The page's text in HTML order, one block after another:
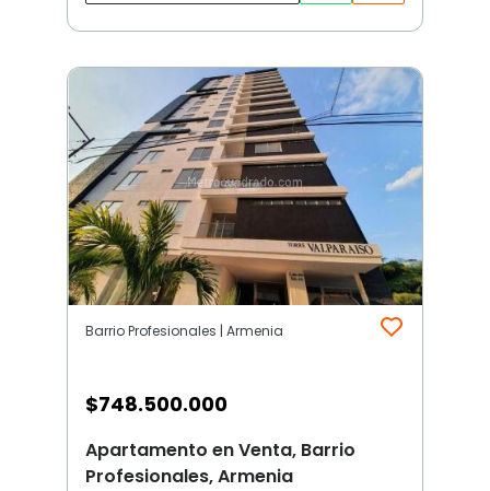
Barrio Profesionales | Armenia
$748.500.000
Apartamento en Venta, Barrio
Profesionales, Armenia